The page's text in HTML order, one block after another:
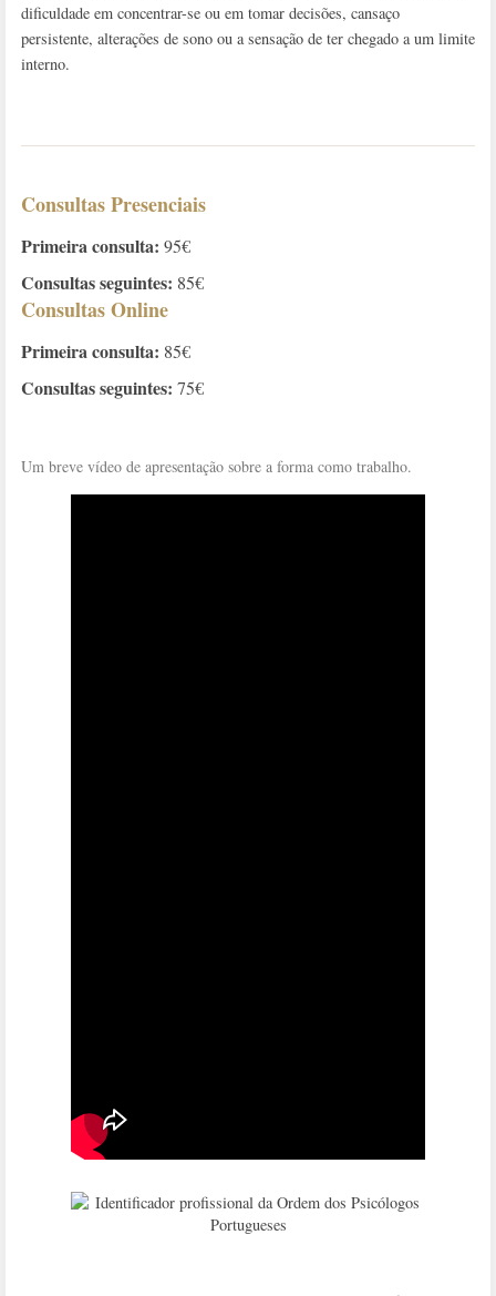
dificuldade em concentrar-se ou em tomar decisões, cansaço
persistente, alterações de sono ou a sensação de ter chegado a um limite
interno.
Consultas Presenciais
Primeira consulta: 95€
Consultas seguintes: 85€
Consultas Online
Primeira consulta: 85€
Consultas seguintes: 75€
Um breve vídeo de apresentação sobre a forma como trabalho.